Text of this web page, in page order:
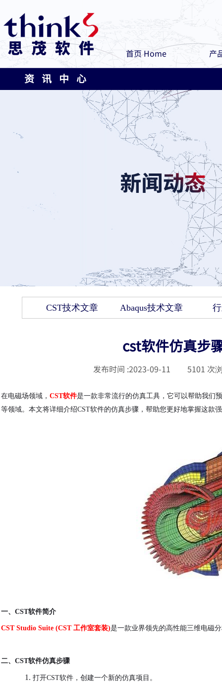
首页 Home 产
资 讯 中 心
CST技术文章 Abaqus技术文章
cst软件仿真步
发布时间 :2023-09-11 5101 次
在电磁场领域， CST软件是一款非常流行的仿真工具，它可以帮助我们
等领域。本文将详细介绍CST软件的仿真步骤，帮助您更好地掌握这款
一、 CST软件简介
CST Studio Suite (CST 工作室套装)是一款业界领先的高性能三维电磁
二、 CST软件仿真步骤
1. 打开CST软件，创建一个新的仿真项目。